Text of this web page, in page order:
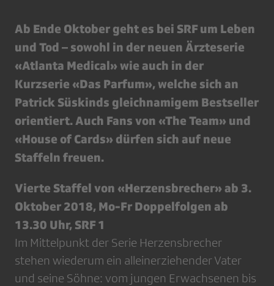
Ab Ende Oktober geht es bei SRF um Leben
und Tod – sowohl in der neuen Ärzteserie
«Atlanta Medical» wie auch in der
Kurzserie «Das Parfum», welche sich an
Patrick Süskinds gleichnamigem Bestseller
orientiert. Auch Fans von «The Team» und
«House of Cards» dürfen sich auf neue
Staffeln freuen.
Vierte Staffel von «Herzensbrecher» ab 3.
Oktober 2018, Mo-Fr Doppelfolgen ab
13.30 Uhr, SRF 1
Im Mittelpunkt der Serie Herzensbrecher
stehen wiederum ein alleinerziehender Vater
und seine Söhne: vom jungen Erwachsenen bis